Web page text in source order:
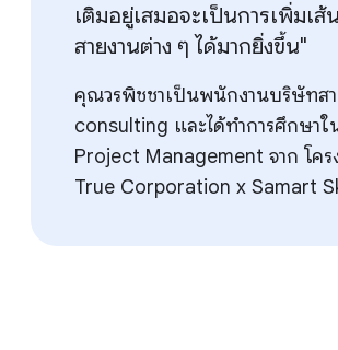
เติมอยู่เสมอจะเป็นการเพิ่มเส้
สายงานต่าง ๆ ได้มากยิ่งขึ้น"
คุณวรพิชชาเป็นพนักงานบริษัทส
consulting และได้ทําการศึกษา
Project Management จาก โคร
True Corporation x Samart